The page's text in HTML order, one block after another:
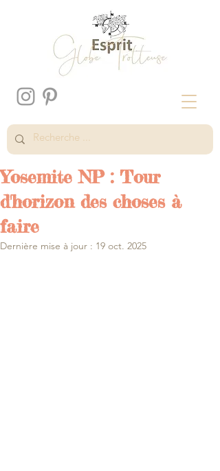
Yosemite NP : Tour
d'horizon des choses à
faire
Dernière mise à jour : 19 oct. 2025